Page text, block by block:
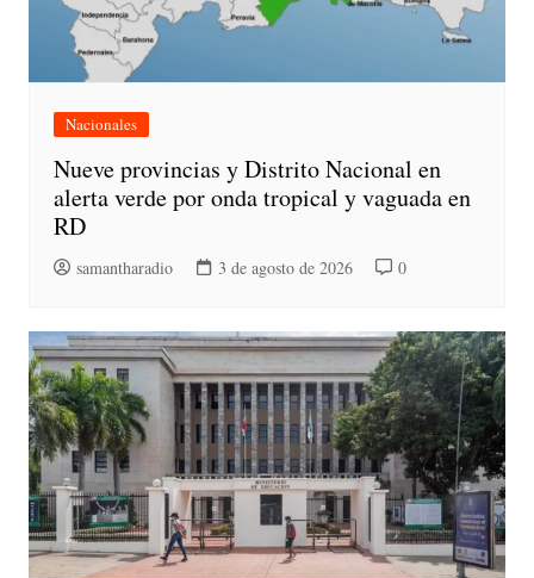
Nacionales
Nueve provincias y Distrito Nacional en
alerta verde por onda tropical y vaguada en
RD
samantharadio 3 de agosto de 2026 0